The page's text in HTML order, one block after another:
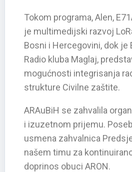
Tokom programa, Alen,
je multimedijski razvoj
Bosni i Hercegovini, dok je
Radio kluba Maglaj,
mogućnosti integrisanja
strukture Civilne zaštite.
ARAuBiH se zahvalila
i izuzetnom prijemu.
usmena zahvalnica
našem timu za
doprinos obuci ARON.